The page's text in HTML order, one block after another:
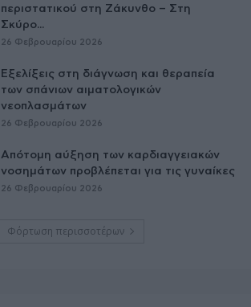
περιστατικού στη Ζάκυνθο – Στη
Σκύρο...
26 Φεβρουαρίου 2026
Εξελίξεις στη διάγνωση και θεραπεία
των σπάνιων αιματολογικών
νεοπλασμάτων
26 Φεβρουαρίου 2026
Απότομη αύξηση των καρδιαγγειακών
νοσημάτων προβλέπεται για τις γυναίκες
26 Φεβρουαρίου 2026
Φόρτωση περισσοτέρων